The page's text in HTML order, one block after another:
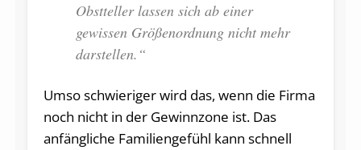
Obstteller lassen sich ab einer
gewissen Größenordnung nicht mehr
darstellen.“
Umso schwieriger wird das, wenn die Firma
noch nicht in der Gewinnzone ist. Das
anfängliche Familiengefühl kann schnell